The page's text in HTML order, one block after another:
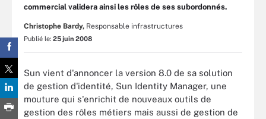
commercial validera ainsi les rôles de ses subordonnés.
Christophe Bardy, Responsable infrastructures
Publié le: 25 juin 2008
Sun vient d'annoncer la version 8.0 de sa solution
de gestion d'identité, Sun Identity Manager, une
mouture qui s'enrichit de nouveaux outils de
gestion des rôles métiers mais aussi de gestion de